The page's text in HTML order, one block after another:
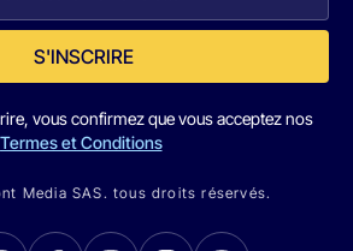
S'INSCRIRE
vous confirmez que vous acceptez nos
Termes et Conditions
Media SAS. tous droits réservés.